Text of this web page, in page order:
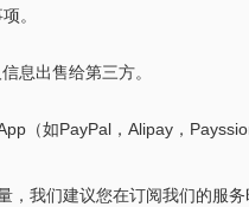
。
息出售给第三方。
（如PayPal，Alipay，
我们建议您在订阅我们的服务